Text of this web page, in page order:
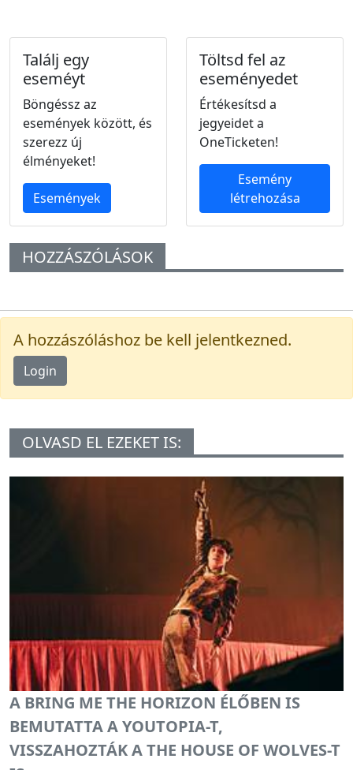
Találj egy
eseméyt
Böngéssz az
események között, és
szerezz új
élményeket!
Események
Töltsd fel az
eseményedet
Értékesítsd a
jegyeidet a
OneTicketen!
Esemény
létrehozása
HOZZÁSZÓLÁSOK
A hozzászóláshoz be kell jelentkezned.
Login
OLVASD EL EZEKET IS:
A BRING ME THE HORIZON ÉLŐBEN IS
BEMUTATTA A YOUTOPIA-T,
VISSZAHOZTÁK A THE HOUSE OF WOLVES-T